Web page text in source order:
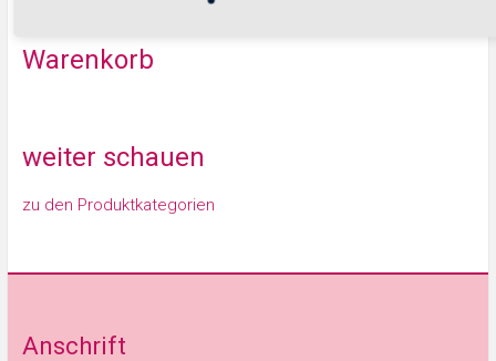
Warenkorb
weiter schauen
zu den Produktkategorien
Anschrift